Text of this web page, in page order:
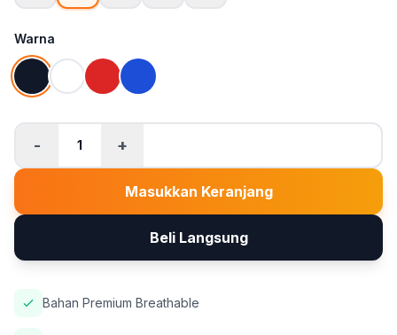
Warna
- 1 +
Masukkan Keranjang
Beli Langsung
Bahan Premium Breathable